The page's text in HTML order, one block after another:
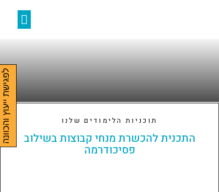
תוכניות הלימודים שלנו
התכנית להכשרת מנחי קבוצות בשילוב
פסיכודרמה
לפגישת ייעוץ והכוונה